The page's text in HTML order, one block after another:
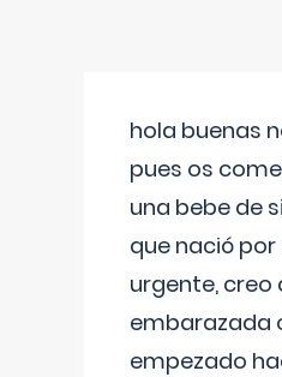
hola buenas
pues os
una bebe de
que nació
urgente, creo
embarazada
empezado